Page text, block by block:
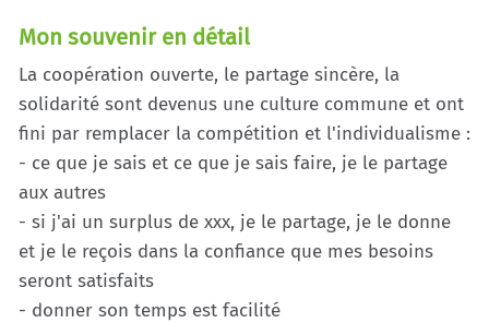
Mon souvenir en détail
La coopération ouverte, le partage sincère, la
solidarité sont devenus une culture commune et ont
fini par remplacer la compétition et l'individualisme :
- ce que je sais et ce que je sais faire, je le partage
aux autres
- si j'ai un surplus de xxx, je le partage, je le donne
et je le reçois dans la confiance que mes besoins
seront satisfaits
- donner son temps est facilité